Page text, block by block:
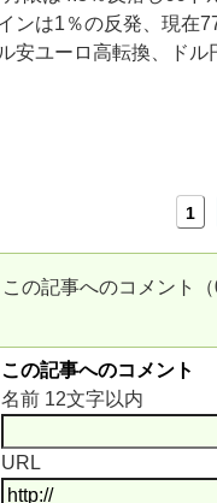
ンは1％の反発、現在
安ユーロ高転換、ドル
1
この記事へのコメント（
この記事へのコメント
名前 12文字以内
URL